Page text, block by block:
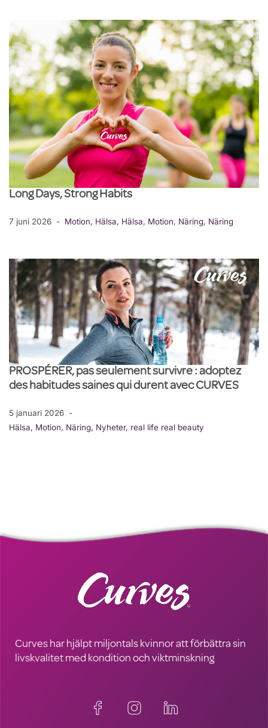
Long Days, Strong Habits
7 juni 2026 Motion, Hälsa, Hälsa, Motion, Näring, Näring
PROSPÉRER, pas seulement survivre : adoptez
des habitudes saines qui durent avec CURVES
5 januari 2026
Hälsa, Motion, Näring, Nyheter, real life real beauty
Curves har hjälpt miljontals kvinnor att förbättra sin
livskvalitet med kondition och viktminskning